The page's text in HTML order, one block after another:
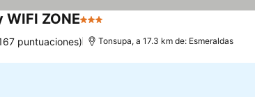
WIFI ZONE3 Estrellas
puntuaciones) Tonsupa, a 17.3 km de: Esmeraldas